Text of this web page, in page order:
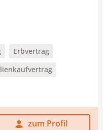
Erbvertrag
zum Profil